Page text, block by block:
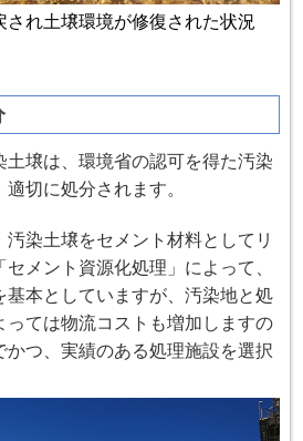
され土壌環境が修復された状況
土壌は、環境省の認可を得た汚染
切に処分されます。
染土壌をセメント材料としてリ
メント資源化処理」によって、
基本としていますが、汚染地と処
っては物流コストも増加しますの
かつ、実績のある処理施設を選択